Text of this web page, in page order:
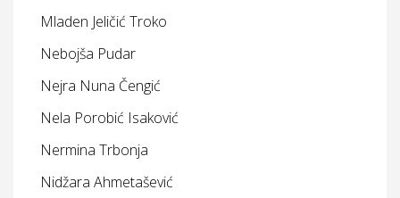
Mladen Jeličić Troko
Nebojša Pudar
Nejra Nuna Čengić
Nela Porobić Isaković
Nermina Trbonja
Nidžara Ahmetašević